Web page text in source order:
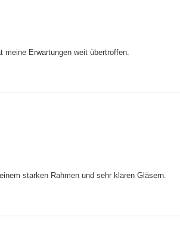
meine Erwartungen weit übertroffen.
starken Rahmen und sehr klaren Gläsern.